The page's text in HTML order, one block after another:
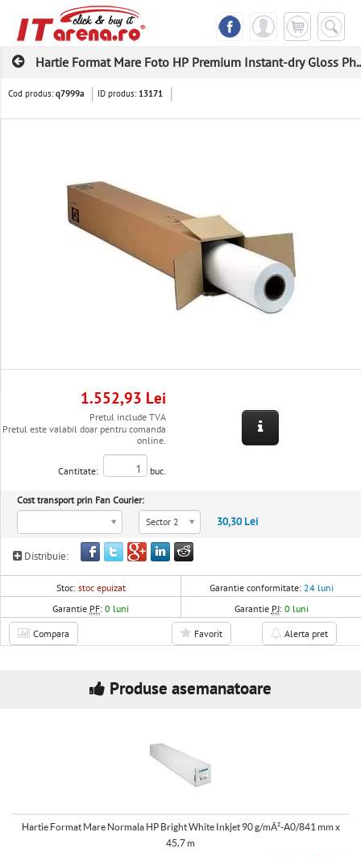
Hartie Format Mare Foto HP Premium Instant-dry Gloss
Cod produs:q7999a ID produs: 13171
1.552,93 Lei
Pretul include TVA
Pretul este valabil doar pentru comanda
online.
Cantitate: buc.
Cost transport prin Fan Courier:
Sector 2
30,30 Lei
Distribuie:
Stoc: stoc epuizat Garantie conformitate: 24 luni
Garantie PF:0 luni Garantie PJ: 0 luni
Compara Favorit Alerta pret
Produse asemanatoare
Hartie Format Mare Normala HP Bright White Inkjet 90 g/mÂ²-A0/841 mm x
45.7 m